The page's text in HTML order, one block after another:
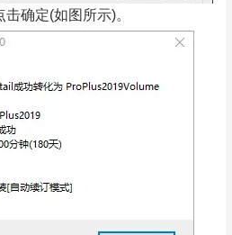
确定(如图所示)。